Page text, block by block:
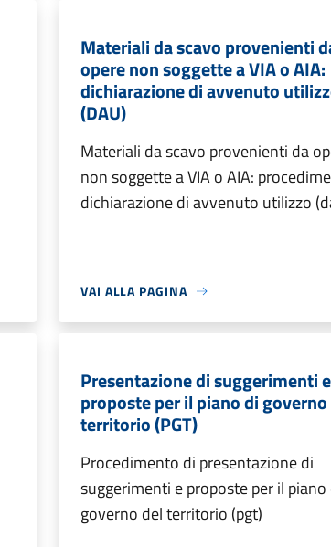
Materiali da scavo provenienti
opere non soggette a VIA o AIA:
dichiarazione di avvenuto
(DAU)
Materiali da scavo provenienti da
non soggette a VIA o AIA:
dichiarazione di avvenuto utilizzo
VAI ALLA PAGINA
Presentazione di suggerimenti e
proposte per il piano di
territorio (PGT)
Procedimento di presentazione di
suggerimenti e proposte per il piano
governo del territorio (pgt)